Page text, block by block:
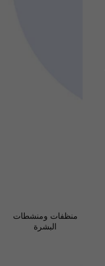
منظفات ومنشطات
البشرة